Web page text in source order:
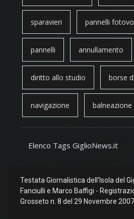
sparavieri pannelli
pannelli annullamento
diritto allo studio borse
navigazione balneazione
Elenco Tags GiglioNews.it
Testata Giornalistica dell'Isola del
Fanciulli e Marco Baffigi -
Grosseto n. 8 del 29 Novembre 2007